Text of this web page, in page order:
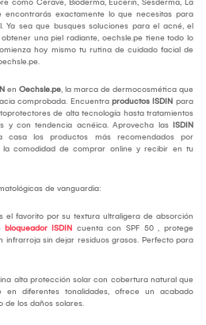
como Cerave, Bioderma, Eucerin, Sesderma, La
encontrarás exactamente lo que necesitas para
sea que busques soluciones para el acné, el
una piel radiante, oechsle.pe tiene todo lo
hoy mismo tu rutina de cuidado facial de
en Oechsle.pe, la marca de dermocosmética que
comprobada. Encuentra productos ISDIN para
de alta tecnología hasta tratamientos
y con tendencia acnéica. Aprovecha las ISDIN
casa los productos más recomendados por
la comodidad de comprar online y recibir en tu
de vanguardia:
el favorito por su textura ultraligera de absorción
bloqueador ISDIN cuenta con SPF 50 , protege
infrarroja sin dejar residuos grasos. Perfecto para
alta protección solar con cobertura natural que
diferentes tonalidades, ofrece un acabado
de los daños solares.